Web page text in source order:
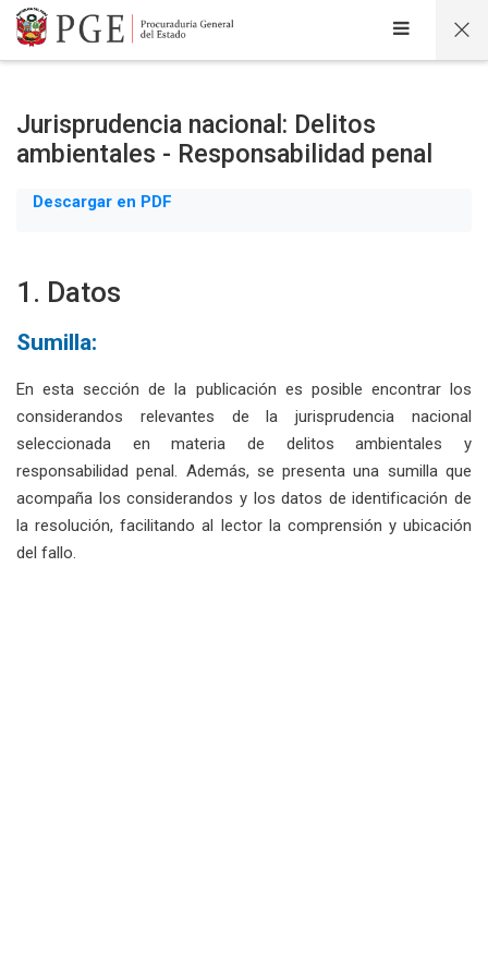
Salta al contenido principal
Jurisprudencia nacional: Delitos
ambientales - Responsabilidad penal
Descargar en PDF
1. Datos
Sumilla:
En esta sección de la publicación es posible encontrar los
considerandos relevantes de la jurisprudencia nacional
seleccionada en materia de delitos ambientales y
responsabilidad penal. Además, se presenta una sumilla que
acompaña los considerandos y los datos de identificación de
la resolución, facilitando al lector la comprensión y ubicación
del fallo.